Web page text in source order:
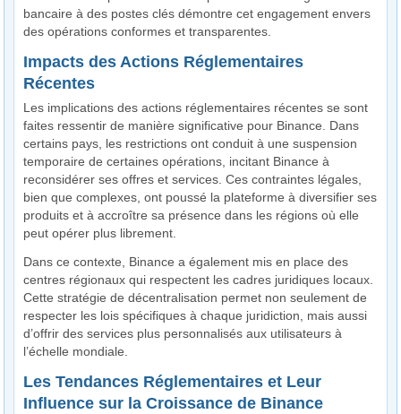
bancaire à des postes clés démontre cet engagement envers
des opérations conformes et transparentes.
Impacts des Actions Réglementaires
Récentes
Les implications des actions réglementaires récentes se sont
faites ressentir de manière significative pour Binance. Dans
certains pays, les restrictions ont conduit à une suspension
temporaire de certaines opérations, incitant Binance à
reconsidérer ses offres et services. Ces contraintes légales,
bien que complexes, ont poussé la plateforme à diversifier ses
produits et à accroître sa présence dans les régions où elle
peut opérer plus librement.
Dans ce contexte, Binance a également mis en place des
centres régionaux qui respectent les cadres juridiques locaux.
Cette stratégie de décentralisation permet non seulement de
respecter les lois spécifiques à chaque juridiction, mais aussi
d’offrir des services plus personnalisés aux utilisateurs à
l’échelle mondiale.
Les Tendances Réglementaires et Leur
Influence sur la Croissance de Binance